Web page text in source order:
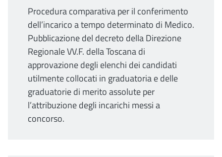
Procedura comparativa per il conferimento
dell’incarico a tempo determinato di Medico.
Pubblicazione del decreto della Direzione
Regionale VV.F. della Toscana di
approvazione degli elenchi dei candidati
utilmente collocati in graduatoria e delle
graduatorie di merito assolute per
l’attribuzione degli incarichi messi a
concorso.